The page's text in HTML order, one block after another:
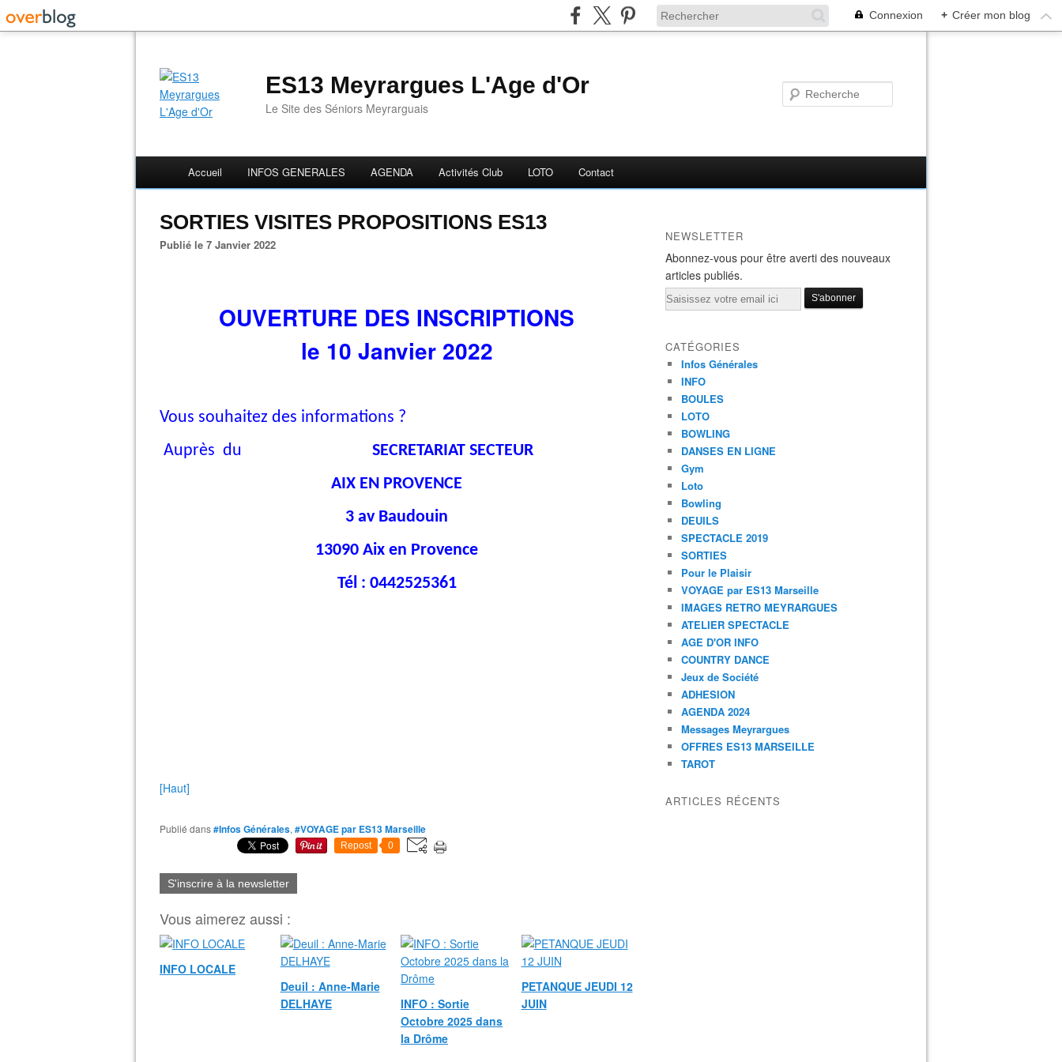
Connexion + Créer mon blog
ES13 Meyrargues L'Age d'Or
Le Site des Séniors Meyrarguais
Accueil INFOS GENERALES AGENDA Activités Club LOTO Contact
SORTIES VISITES PROPOSITIONS ES13
Publié le 7 Janvier 2022
OUVERTURE DES INSCRIPTIONS
le 10 Janvier 2022
Vous souhaitez des informations ?
Auprès du SECRETARIAT SECTEUR
AIX EN PROVENCE
3 av Baudouin
13090 Aix en Provence
Tél : 0442525361
[Haut]
Publié dans#Infos Générales, #VOYAGE par ES13 Marseille
Repost 0
S'inscrire à la newsletter
Vous aimerez aussi :
INFO LOCALE
Deuil : Anne-Marie
DELHAYE
INFO : Sortie
Octobre 2025 dans
la Drôme
PETANQUE JEUDI 12
JUIN
NEWSLETTER
Abonnez-vous pour être averti des nouveaux
articles publiés.
Email
CATÉGORIES
Infos Générales
INFO
BOULES
LOTO
BOWLING
DANSES EN LIGNE
Gym
Loto
Bowling
DEUILS
SPECTACLE 2019
SORTIES
Pour le Plaisir
VOYAGE par ES13 Marseille
IMAGES RETRO MEYRARGUES
ATELIER SPECTACLE
AGE D'OR INFO
COUNTRY DANCE
Jeux de Société
ADHESION
AGENDA 2024
Messages Meyrargues
OFFRES ES13 MARSEILLE
TAROT
ARTICLES RÉCENTS